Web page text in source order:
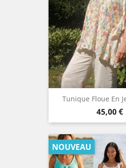
Tunique Floue En
Prix
45,00 €
NOUVEAU